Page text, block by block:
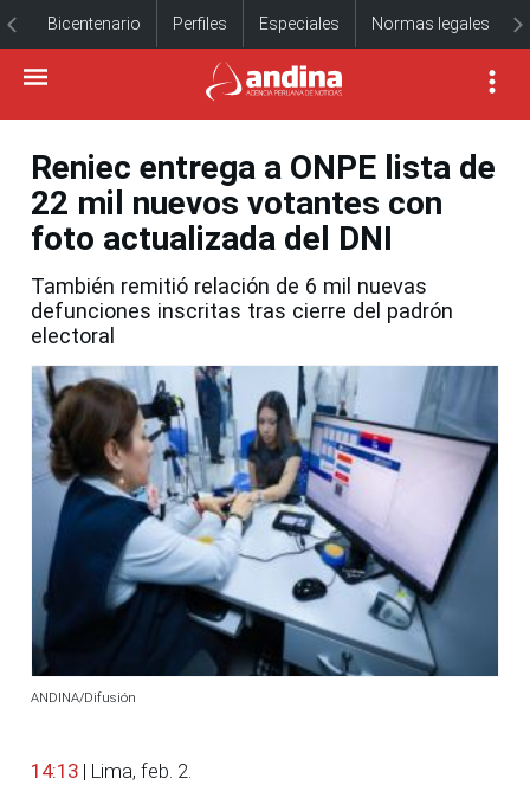
Bicentenario Perfiles Especiales Normas legales
Reniec entrega a ONPE lista de
22 mil nuevos votantes con
foto actualizada del DNI
También remitió relación de 6 mil nuevas
defunciones inscritas tras cierre del padrón
electoral
ANDINA/Difusión
14:13 | Lima, feb. 2.